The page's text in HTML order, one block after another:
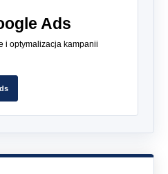
Ads
i optymalizacja kampanii